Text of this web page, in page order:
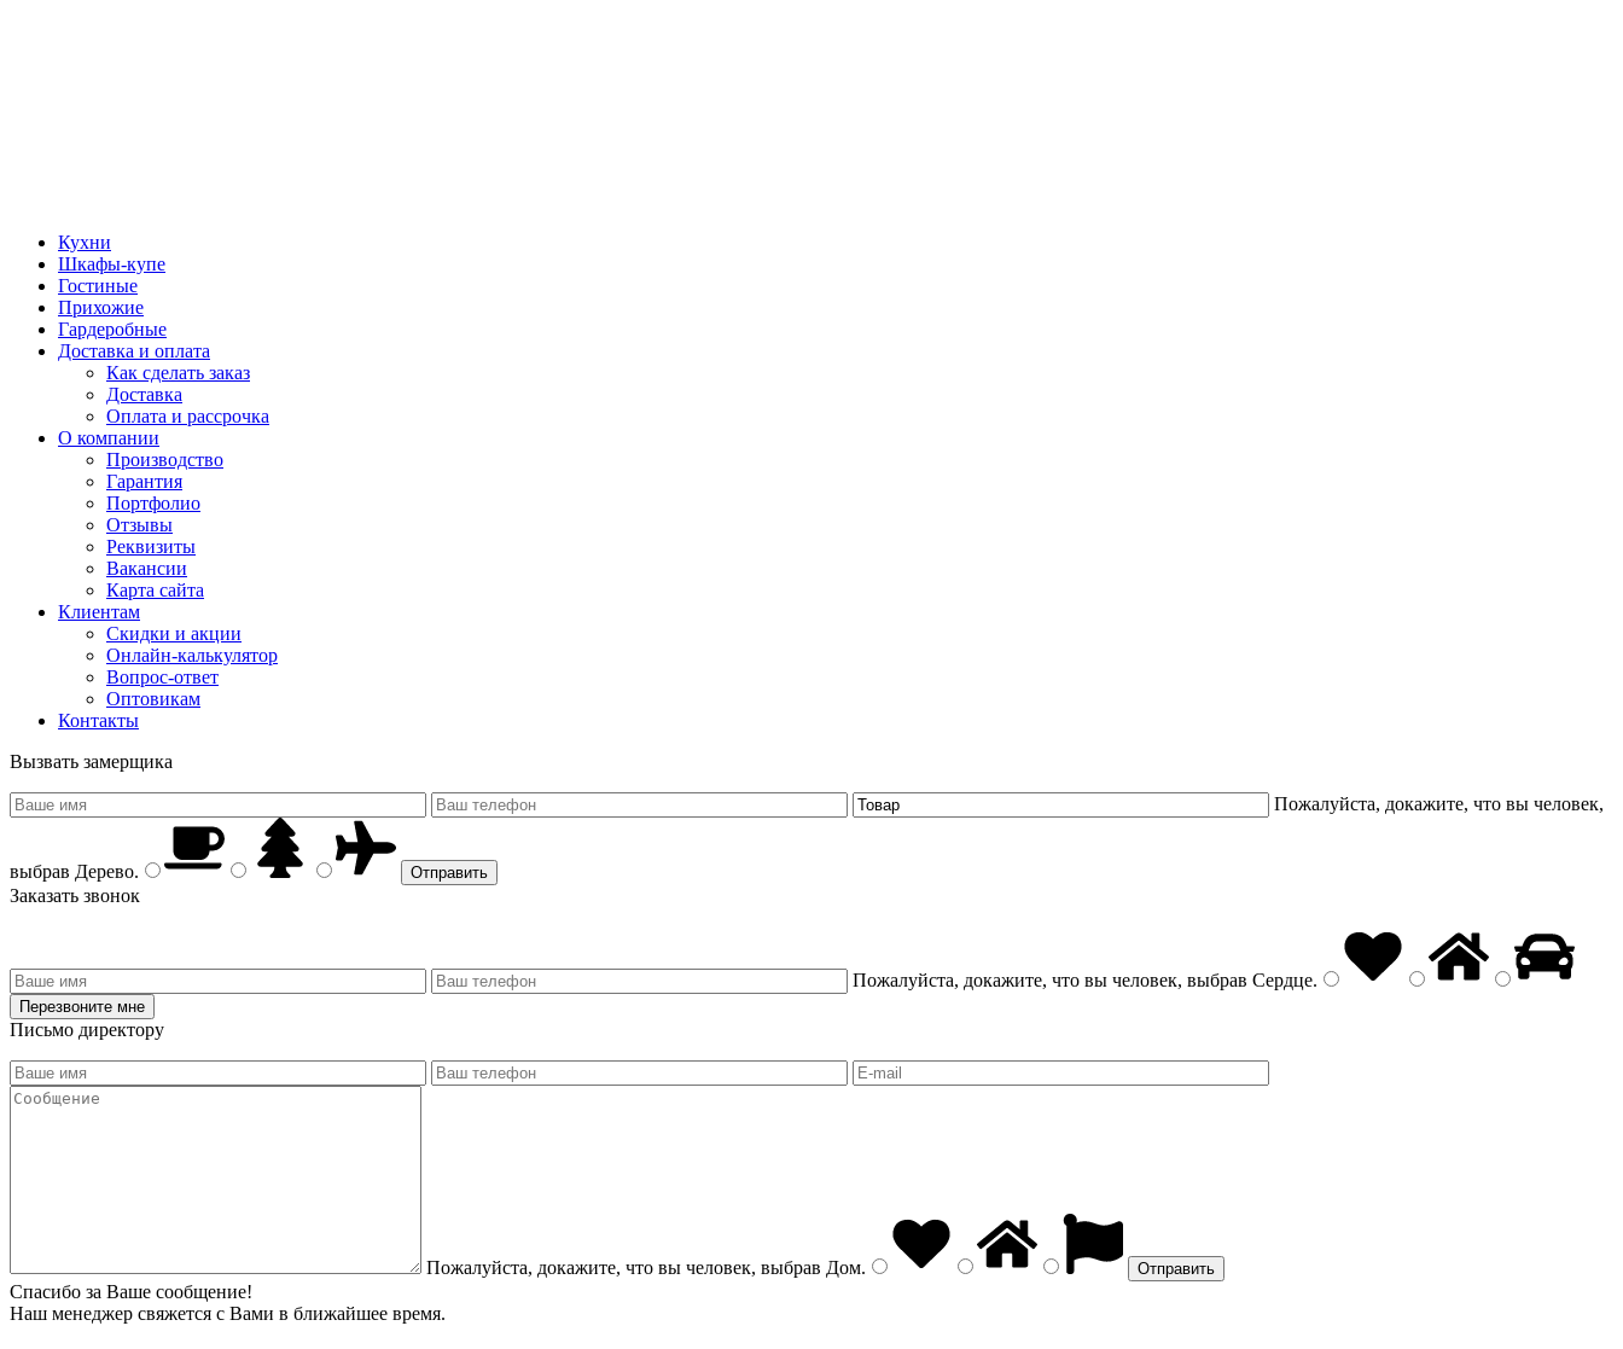
Кухни
Шкафы-купе
Гостиные
Прихожие
Гардеробные
Доставка и оплата
Как сделать заказ
Доставка
Оплата и рассрочка
О компании
Производство
Гарантия
Портфолио
Отзывы
Реквизиты
Вакансии
Карта сайта
Клиентам
Скидки и акции
Онлайн-калькулятор
Вопрос-ответ
Оптовикам
Контакты
Вызвать замерщика
Пожалуйста, докажите, что вы человек,
выбрав Дерево.
Заказать звонок
Пожалуйста, докажите, что вы человек, выбрав Сердце.
Письмо директору
Пожалуйста, докажите, что вы человек, выбрав Дом.
Спасибо за Ваше сообщение!
Наш менеджер свяжется с Вами в ближайшее время.